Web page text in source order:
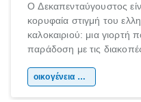
Ο Δεκαπενταύγουστος
κορυφαία στιγμή του
καλοκαιριού: μια γιορτή
παράδοση με τις διακοπές
χώρας. Είτε πρόκειται
οικογένεια & παιδί